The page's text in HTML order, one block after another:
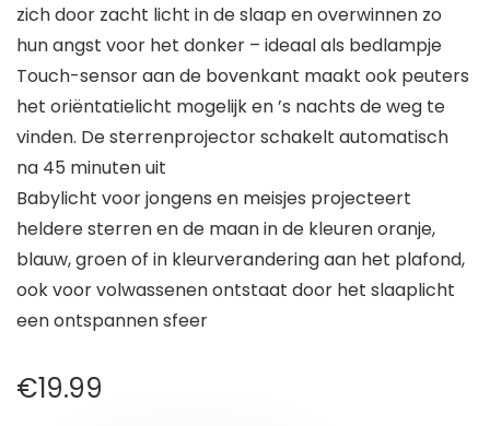
zich door zacht licht in de slaap en overwinnen zo
hun angst voor het donker – ideaal als bedlampje
Touch-sensor aan de bovenkant maakt ook peuters
het oriëntatielicht mogelijk en ’s nachts de weg te
vinden. De sterrenprojector schakelt automatisch
na 45 minuten uit
Babylicht voor jongens en meisjes projecteert
heldere sterren en de maan in de kleuren oranje,
blauw, groen of in kleurverandering aan het plafond,
ook voor volwassenen ontstaat door het slaaplicht
een ontspannen sfeer
€19.99